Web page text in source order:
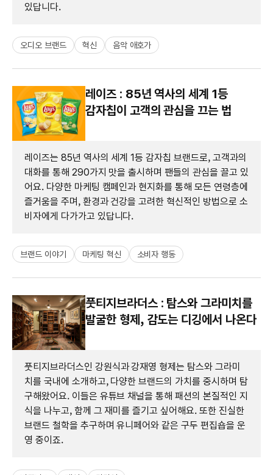
있답니다.
오디오 브랜드 혁신 음악 애호가
레이즈 : 85년 역사의 세계 1등
감자칩이 고객의 관심을 끄는 법
레이즈는 85년 역사의 세계 1등 감자칩 브랜드로, 고객과의
대화를 통해 290가지 맛을 출시하며 팬들의 관심을 끌고 있
어요. 다양한 마케팅 캠페인과 현지화를 통해 모든 연령층에
즐거움을 주며, 환경과 건강을 고려한 혁신적인 방법으로 소
비자에게 다가가고 있답니다.
브랜드 이야기 마케팅 혁신 소비자 행동
풋티지브라더스 : 탐스와 그라미치를
발굴한 형제, 감도는 디깅에서 나온다
풋티지브라더스인 강원식과 강재영 형제는 탐스와 그라미
치를 국내에 소개하고, 다양한 브랜드의 가치를 중시하며 탐
구해왔어요. 이들은 유튜브 채널을 통해 패션의 본질적인 지
식을 나누고, 함께 그 재미를 즐기고 싶어해요. 또한 진실한
브랜드 철학을 추구하며 유니페어와 같은 구두 편집숍을 운
영 중이죠.